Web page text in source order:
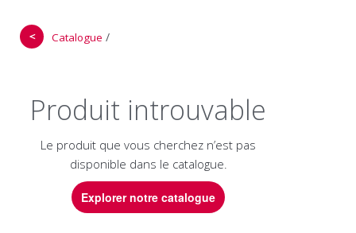
＜ Catalogue /
Produit introuvable
Le produit que vous cherchez n’est pas
disponible dans le catalogue.
Explorer notre catalogue